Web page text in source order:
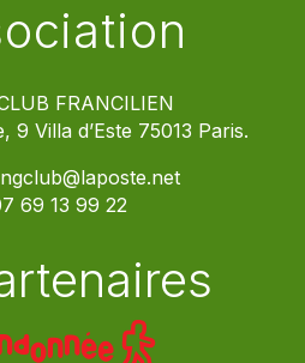
FRANCILIEN
9 Villa d’Este 75013 Paris.
69 13 99 22